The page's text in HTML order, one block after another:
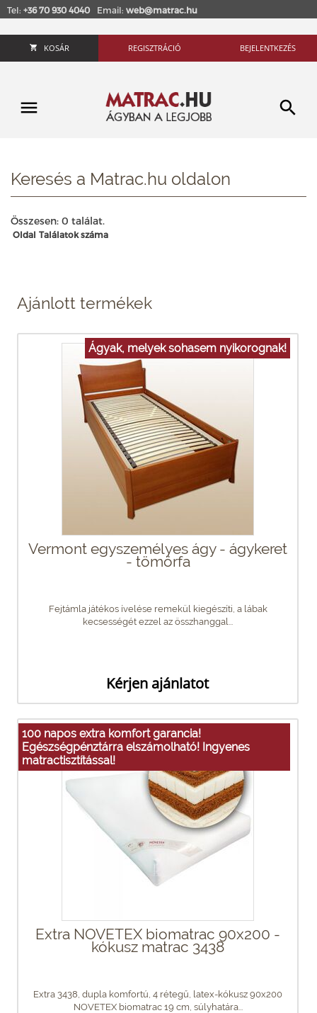
Tel: +36 70 930 4040 Email: web@matrac.hu
KOSÁR REGISZTRÁCIÓ BEJELENTKEZÉS
Keresés a Matrac.hu oldalon
Összesen: 0 találat.
Oldal Találatok száma
Ajánlott termékek
Ágyak, melyek sohasem nyikorognak!
Vermont egyszemélyes ágy - ágykeret
- tömörfa
Fejtámla játékos ívelése remekül kiegészíti, a lábak
kecsességét ezzel az összhanggal...
Kérjen ajánlatot
100 napos extra komfort garancia!
Egészségpénztárra elszámolható! Ingyenes
matractisztítással!
Extra NOVETEX biomatrac 90x200 -
kókusz matrac 3438
Extra 3438, dupla komfortú, 4 rétegű, latex-kókusz 90x200
NOVETEX biomatrac 19 cm, súlyhatára...